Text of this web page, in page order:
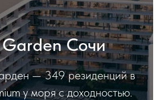
Сочи
— 349 резиденций в
у моря с доходностью.